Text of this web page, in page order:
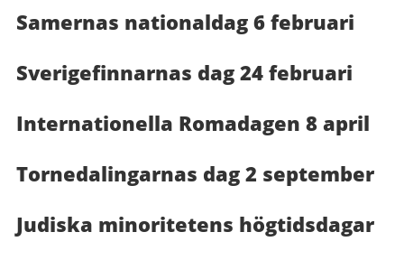
Samernas nationaldag 6 februari
Sverigefinnarnas dag 24 februari
Internationella Romadagen 8 april
Tornedalingarnas dag 2 september
Judiska minoritetens högtidsdagar